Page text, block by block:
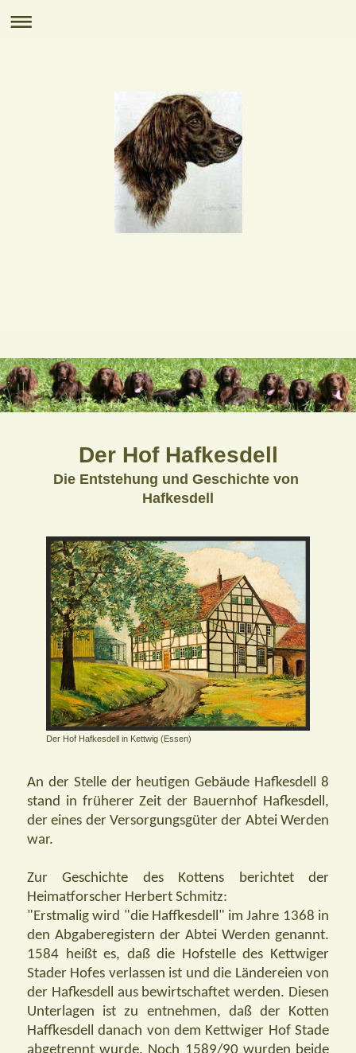
Der Hof Hafkesdell
Die Entstehung und Geschichte von
Hafkesdell
Der Hof Hafkesdell in Kettwig (Essen)
An der Stelle der heutigen Gebäude Hafkesdell 8
stand in früherer Zeit der Bauernhof Hafkesdell,
der eines der Versorgungsgüter der Abtei Werden
war.
Zur Geschichte des Kottens berichtet der
Heimatforscher Herbert Schmitz:
"Erstmalig wird "die Haffkesdell" im Jahre 1368 in
den Abgaberegistern der Abtei Werden genannt.
1584 heißt es, daß die HofsteIle des Kettwiger
Stader Hofes verlassen ist und die Ländereien von
der Hafkesdell aus bewirtschaftet werden. Diesen
Unterlagen ist zu entnehmen, daß der Kotten
Haffkesdell danach von dem Kettwiger Hof Stade
abgetrennt wurde. Noch 1589/90 wurden beide